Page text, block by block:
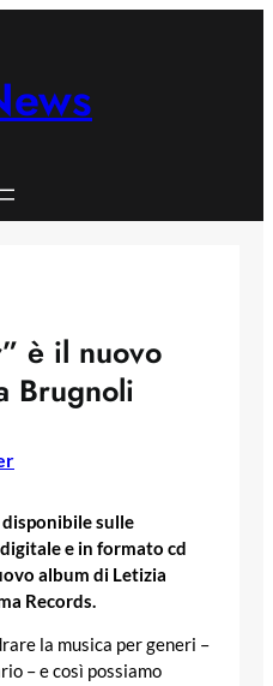
è il nuovo
Brugnoli
sulle
e in formato cd
album di Letizia
Records.
la musica per generi –
– e così possiamo